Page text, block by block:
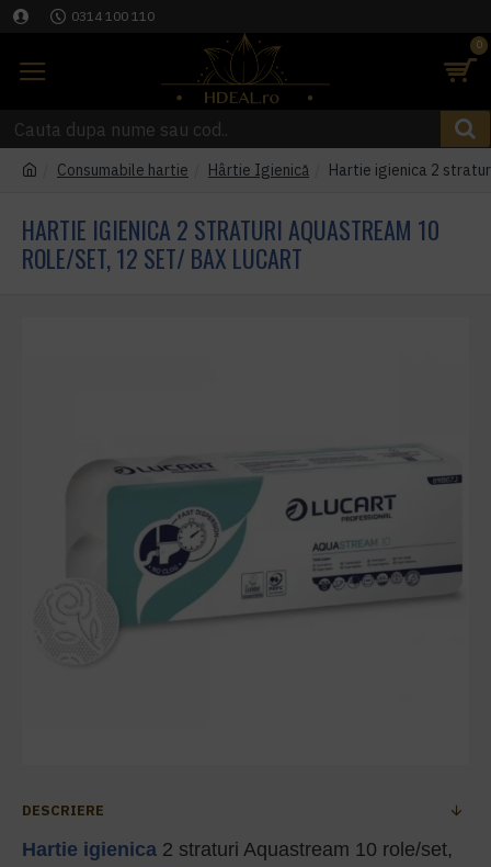
0314 100 110
0
Consumabile hartie Hârtie Igienică Hartie igienica 2
HARTIE IGIENICA 2 STRATURI AQUASTREAM 10
ROLE/SET, 12 SET/ BAX LUCART
DESCRIERE
Hartie igienica 2 straturi Aquastream 10 role/set,